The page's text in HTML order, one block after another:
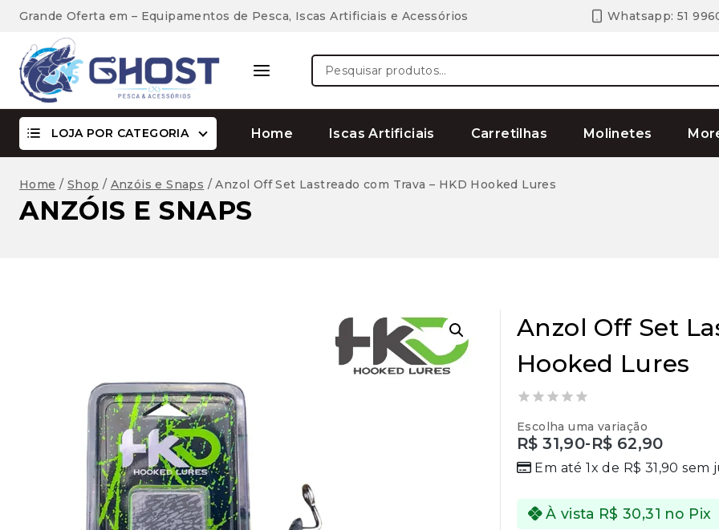
Grande Oferta em – Equipamentos de Pesca, Iscas Artificiais e Acessórios Whatsapp: 51
Pesquisar
por:
LOJA POR CATEGORIA Home Iscas Artificiais Carretilhas Molinetes
Home / Shop / Anzóis e Snaps / Anzol Off Set Lastreado com Trava – HKD Hooked Lures
ANZÓIS E SNAPS
Anzol Off Set
Hooked Lures
out
of
5
Escolha uma variação
R$31,90-R$ 62,90
Em até 1x de R$ 31,90 sem
À vista R$30,31 no Pix